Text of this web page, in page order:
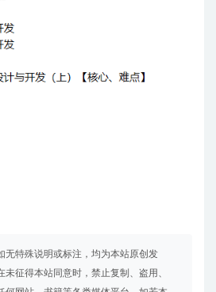
无特殊说明或标注，均为本站原创发
未征得本站同意时，禁止复制、盗用、